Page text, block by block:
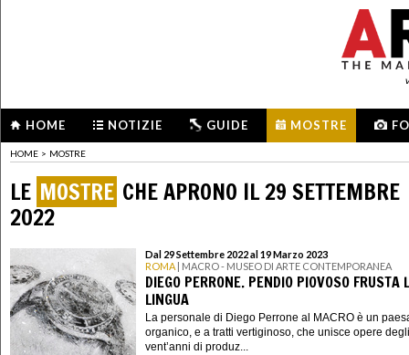
HOME NOTIZIE GUIDE MOSTRE
HOME > MOSTRE
LE MOSTRE CHE APRONO IL 29 SETTEMBRE
2022
Dal 29 Settembre 2022 al 19 Marzo 2023
ROMA | MACRO - MUSEO DI ARTE CONTEMPORANEA
DIEGO PERRONE. PENDIO PIOVOSO FRUSTA
LINGUA
La personale di Diego Perrone al MACRO è un
organico, e a tratti vertiginoso, che unisce opere
vent’anni di produz...